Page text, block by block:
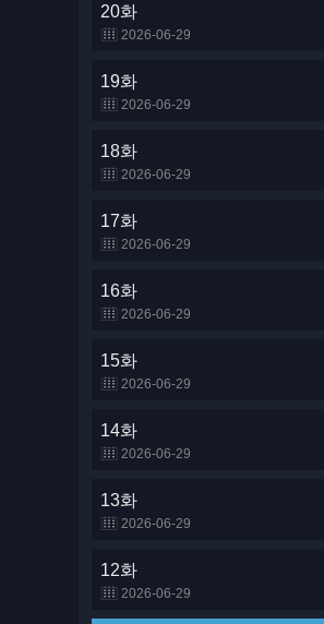
20화
2026-06-29
19화
2026-06-29
18화
2026-06-29
17화
2026-06-29
16화
2026-06-29
15화
2026-06-29
14화
2026-06-29
13화
2026-06-29
12화
2026-06-29